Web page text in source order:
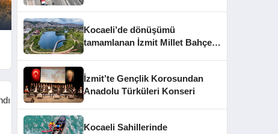
Kocaeli’de dönüşümü
tamamlanan İzmit Millet Bahçesi
İzmit’te Gençlik Korosundan
Anadolu Türküleri Konseri
Kocaeli Sahillerinde